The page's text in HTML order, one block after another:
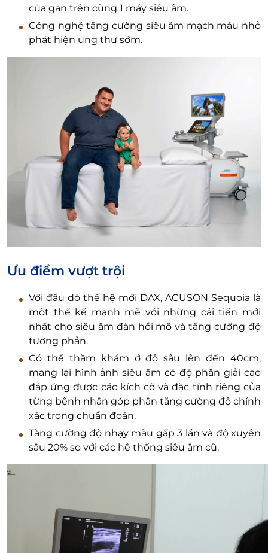
của gan trên cùng 1 máy siêu âm.
Công nghệ tăng cường siêu âm mạch máu nhỏ
phát hiện ung thư sớm.
Ưu điểm vượt trội
Với đầu dò thế hệ mới DAX, ACUSON Sequoia là
một thế kế mạnh mẽ với những cải tiến mới
nhất cho siêu âm đàn hồi mô và tăng cường độ
tương phản.
Có thể thăm khám ở độ sâu lên đến 40cm,
mang lại hình ảnh siêu âm có độ phân giải cao
đáp ứng được các kích cỡ và đặc tính riêng của
từng bệnh nhân góp phân tăng cường độ chính
xác trong chuẩn đoán.
Tăng cường độ nhạy màu gấp 3 lần và độ xuyên
sâu 20% so với các hệ thống siêu âm cũ.